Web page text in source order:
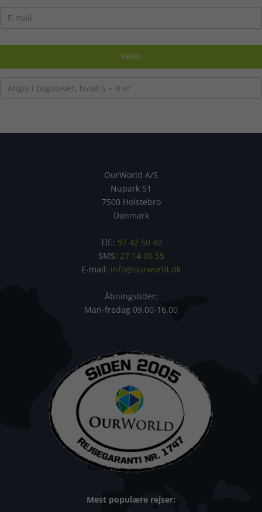
OurWorld A/S
Nupark 51
7500 Holstebro
Danmark
Tlf.: 97 42 50 40
SMS: 27 14 06 55
E-mail: info@ourworld.dk
Åbningstider:
Man-fredag 09.00-16.00
Mest populære rejser: